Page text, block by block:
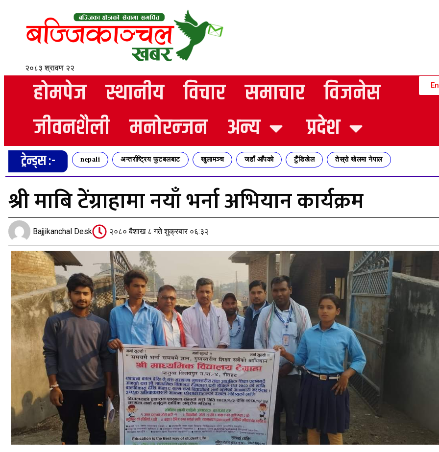
२०८३ श्रावण २२
होमपेज स्थानीय विचार समाचार विजनेस
जीवनशैली मनोरन्जन अन्य प्रदेश
ट्रेन्ड्स :- nepali अन्तर्राष्ट्रिय फुटबलबाट खुलामञ्च जहाँ आँपको टुँडिखेल तेस्रो खेलमा नेपाल
श्री माबि टेंग्राहामा नयाँ भर्ना अभियान कार्यक्रम
Bajjikanchal Desk २०८० बैशाख ८ गते शुक्रबार ०६:३२